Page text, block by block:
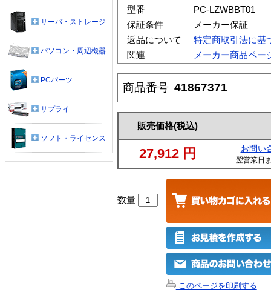
型番
PC-LZWBBT01
保証条件
メーカー保証
返品について
特定商取引法に基
関連
メーカー商品ペー
商品番号 41867371
販売価格(税込)
27,912 円 お問い
翌営業日
数量
このページを印刷する
サーバ・ストレージ
パソコン・周辺機器
PCパーツ
サプライ
ソフト・ライセンス